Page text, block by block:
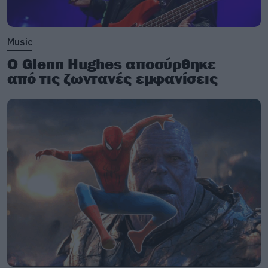
Και πάμε τώρα στο κλείσιμο που σας γράψαμε
από την αρχή του κείμενου. Η μπάντα θα ήταν
ήδη στο στούντιο αν δεν υπήρχαν κάποιες
ευχάριστες προσωπικές καταστάσεις. Να τα
Music
Ο Glenn Hughes αποσύρθηκε
από τις ζωντανές εμφανίσεις